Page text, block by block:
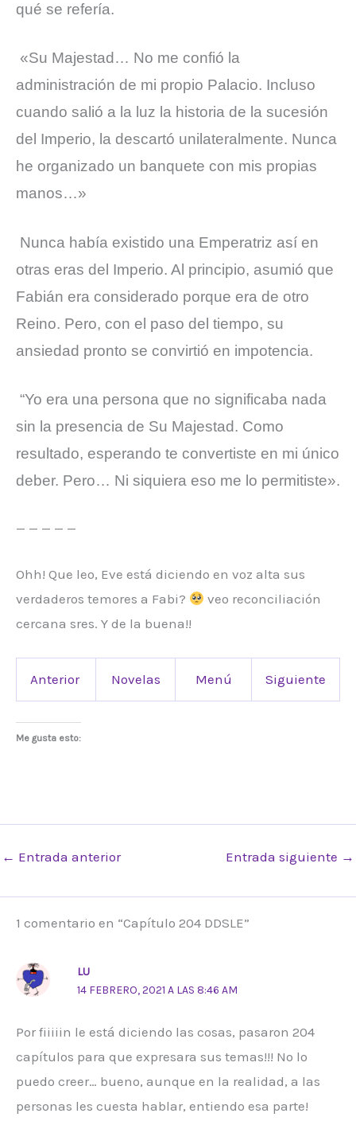
qué se refería.
«Su Majestad… No me confió la
administración de mi propio Palacio. Incluso
cuando salió a la luz la historia de la sucesión
del Imperio, la descartó unilateralmente. Nunca
he organizado un banquete con mis propias
manos…»
Nunca había existido una Emperatriz así en
otras eras del Imperio. Al principio, asumió que
Fabián era considerado porque era de otro
Reino. Pero, con el paso del tiempo, su
ansiedad pronto se convirtió en impotencia.
“Yo era una persona que no significaba nada
sin la presencia de Su Majestad. Como
resultado, esperando te convertiste en mi único
deber. Pero… Ni siquiera eso me lo permitiste».
— — — — —
Ohh! Que leo, Eve está diciendo en voz alta sus
verdaderos temores a Fabi?
veo reconciliación
cercana sres. Y de la buena!!
Anterior Novelas Menú Siguiente
Me gusta esto:
← Entrada anterior Entrada siguiente →
1 comentario en “Capítulo 204 DDSLE”
LU
14 FEBRERO, 2021 A LAS 8:46 AM
Por fiiiiin le está diciendo las cosas, pasaron 204
capítulos para que expresara sus temas!!! No lo
puedo creer… bueno, aunque en la realidad, a las
personas les cuesta hablar, entiendo esa parte!